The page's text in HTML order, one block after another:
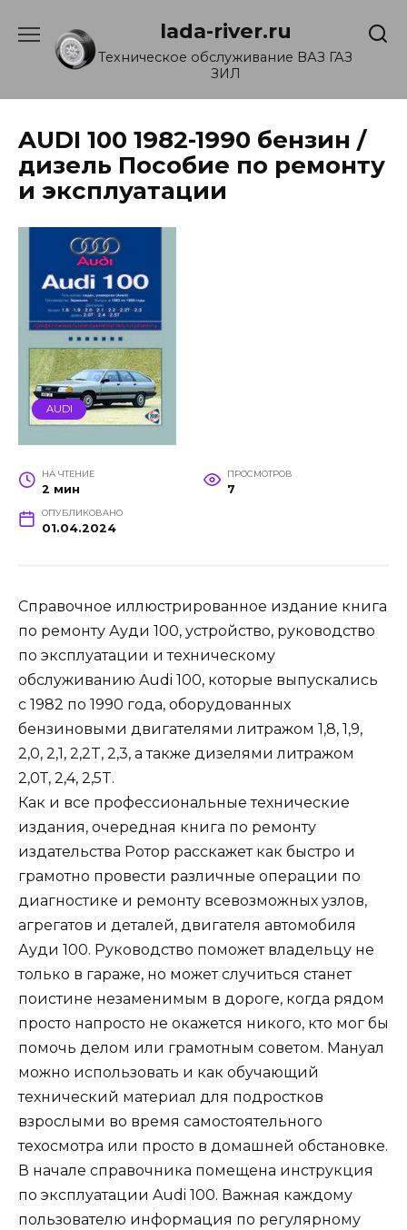
содержанию
lada-river.ru
Техническое обслуживание ВАЗ ГАЗ
ЗИЛ
AUDI 100 1982-1990 бензин /
дизель Пособие по ремонту
и эксплуатации
AUDI
НА ЧТЕНИЕ
2 мин
ПРОСМОТРОВ
7
ОПУБЛИКОВАНО
01.04.2024
Справочное иллюстрированное издание книга
по ремонту Ауди 100, устройство, руководство
по эксплуатации и техническому
обслуживанию Audi 100, которые выпускались
с 1982 по 1990 года, оборудованных
бензиновыми двигателями литражом 1,8, 1,9,
2,0, 2,1, 2,2T, 2,3, а также дизелями литражом
2,0Т, 2,4, 2,5T.
Как и все профессиональные технические
издания, очередная книга по ремонту
издательства Ротор расскажет как быстро и
грамотно провести различные операции по
диагностике и ремонту всевозможных узлов,
агрегатов и деталей, двигателя автомобиля
Ауди 100. Руководство поможет владельцу не
только в гараже, но может случиться станет
поистине незаменимым в дороге, когда рядом
просто напросто не окажется никого, кто мог бы
помочь делом или грамотным советом. Мануал
можно использовать и как обучающий
технический материал для подростков
взрослыми во время самостоятельного
техосмотра или просто в домашней обстановке.
В начале справочника помещена инструкция
по эксплуатации Audi 100. Важная каждому
пользователю информация по регулярному